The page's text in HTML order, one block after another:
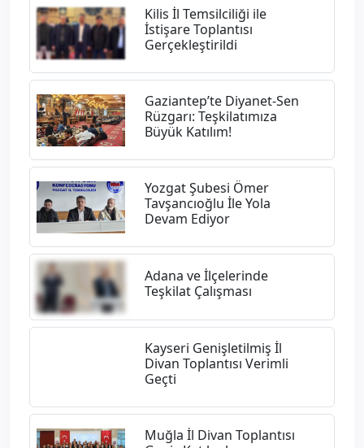
Kilis İl Temsilciliği ile
İstişare Toplantısı
Gerçekleştirildi
Gaziantep’te Diyanet-Sen
Rüzgarı: Teşkilatımıza
Büyük Katılım!
Yozgat Şubesi Ömer
Tavşancıoğlu İle Yola
Devam Ediyor
Adana ve İlçelerinde
Teşkilat Çalışması
Kayseri Genişletilmiş İl
Divan Toplantısı Verimli
Geçti
Muğla İl Divan Toplantısı